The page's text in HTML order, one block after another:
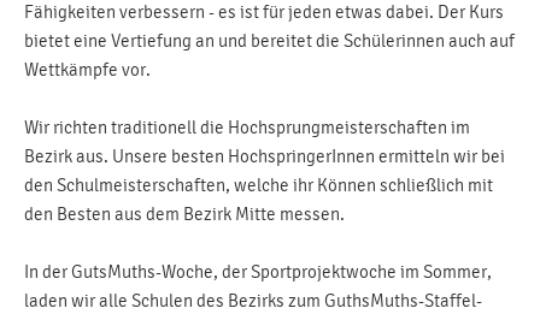
Fähigkeiten verbessern - es ist für jeden etwas dabei. Der Kurs
bietet eine Vertiefung an und bereitet die Schülerinnen auch auf
Wettkämpfe vor.
Wir richten traditionell die Hochsprungmeisterschaften im
Bezirk aus. Unsere besten HochspringerInnen ermitteln wir bei
den Schulmeisterschaften, welche ihr Können schließlich mit
den Besten aus dem Bezirk Mitte messen.
In der GutsMuths-Woche, der Sportprojektwoche im Sommer,
laden wir alle Schulen des Bezirks zum GuthsMuths-Staffel-